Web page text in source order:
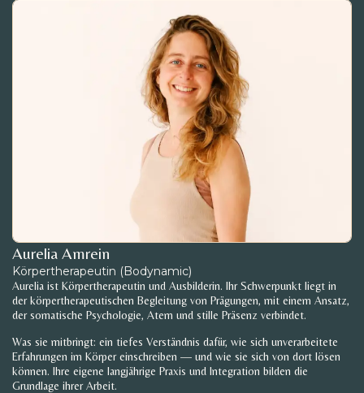
Aurelia Amrein
Körpertherapeutin (Bodynamic)
Aurelia ist Körpertherapeutin und Ausbilderin. Ihr Schwerpunkt liegt in
der körpertherapeutischen Begleitung von Prägungen, mit einem Ansatz,
der somatische Psychologie, Atem und stille Präsenz verbindet.
Was sie mitbringt: ein tiefes Verständnis dafür, wie sich unverarbeitete
Erfahrungen im Körper einschreiben — und wie sie sich von dort lösen
können. Ihre eigene langjährige Praxis und Integration bilden die
Grundlage ihrer Arbeit.